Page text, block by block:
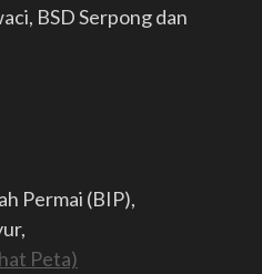
BSD Serpong dan
Permai (BIP),
Peta)